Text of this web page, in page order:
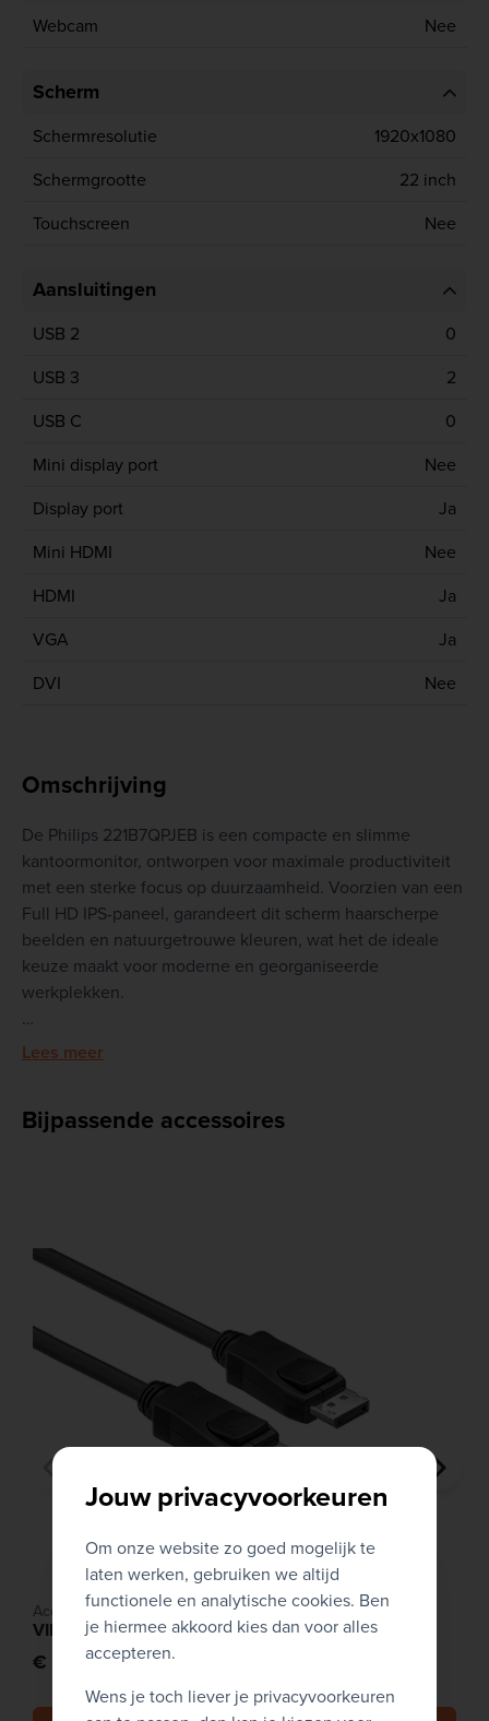
Webcam Nee
Scherm
Schermresolutie
1920x1080
Schermgrootte
22 inch
Touchscreen
Nee
Aansluitingen
USB 2
0
USB 3
2
USB C
0
Mini display port
Nee
Display port
Ja
Mini HDMI
Nee
HDMI
Ja
VGA
Ja
DVI
Nee
Omschrijving
De Philips 221B7QPJEB is een compacte en slimme
kantoormonitor, ontworpen voor maximale productiviteit
met een sterke focus op duurzaamheid. Voorzien van een
Full HD IPS-paneel, garandeert dit scherm haarscherpe
beelden en natuurgetrouwe kleuren, wat het de ideale
keuze maakt voor moderne en georganiseerde
werkplekken.
Toepassingen:
een ingebouwde sensor die de helderheid automatisch
Superieur ergonomisch comfort: De 'SmartErgoBase'
maakt het mogelijk om de hoogte, kantelhoek en rotatie
(inclusief 90° pivot) aan te passen voor een gezonde
werkhouding, waardoor fysieke belasting wordt
verminderd.
Ultra-smalle rand: Dankzij de minimalistische randen is dit
model uitermate geschikt voor opstellingen met meerdere
monitoren naast elkaar, wat zorgt voor een vloeiende
visuele overgang.
Lees meer
Bijpassende accessoires
Accessoires
VIDEO - DISPLAYPORT CABLE
€ 5,00
Jouw privacyvoorkeuren
Om onze website zo goed mogelijk te
laten werken, gebruiken we altijd
functionele en analytische cookies. Ben
je hiermee akkoord kies dan voor alles
accepteren.
Wens je toch liever je privacyvoorkeuren